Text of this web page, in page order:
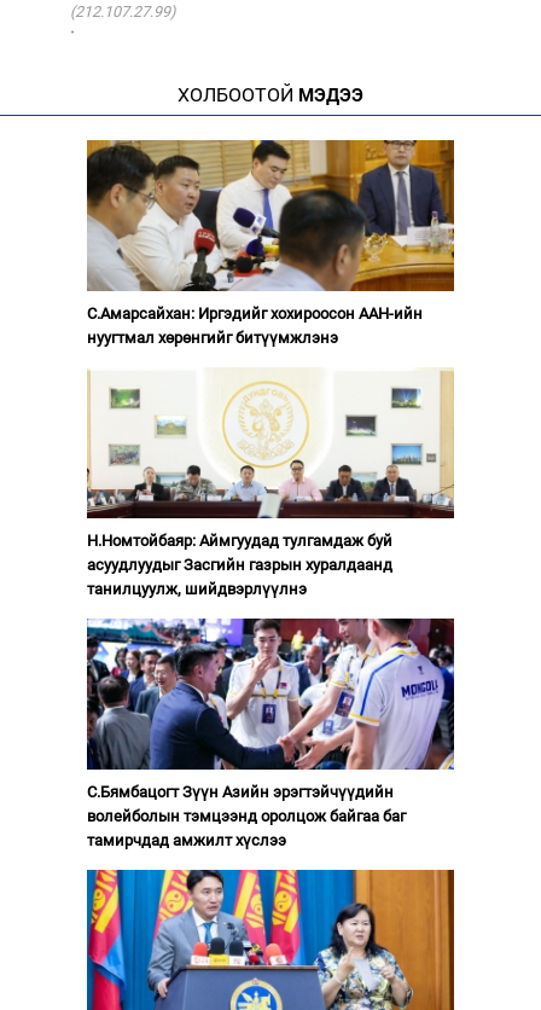
(212.107.27.99)
·
ХОЛБООТОЙ МЭДЭЭ
С.Амарсайхан: Иргэдийг хохироосон ААН-ийн
нуугтмал хөрөнгийг битүүмжлэнэ
Н.Номтойбаяр: Аймгуудад тулгамдаж буй
асуудлуудыг Засгийн газрын хуралдаанд
танилцуулж, шийдвэрлүүлнэ
С.Бямбацогт Зүүн Азийн эрэгтэйчүүдийн
волейболын тэмцээнд оролцож байгаа баг
тамирчдад амжилт хүслээ